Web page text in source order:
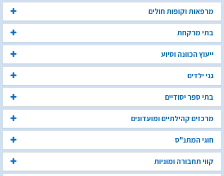
מרפאות וקופות חולים
בתי מרקחת
ייעוץ הכוונה וסיוע
גני ילדים
בתי ספר יסודיים
מרכזים קהילתיים ומועדונים
חוגי המתנ"ס
קווי תחבורה ומוניות